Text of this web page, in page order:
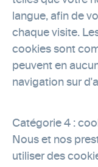
langue, afin de
chaque visite.
cookies sont
peuvent en
navigation sur
Catégorie 4 :
Nous et nos
utiliser des